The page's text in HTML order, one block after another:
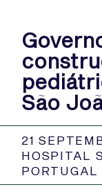
São
21
HOSPITAL
PORTUGAL